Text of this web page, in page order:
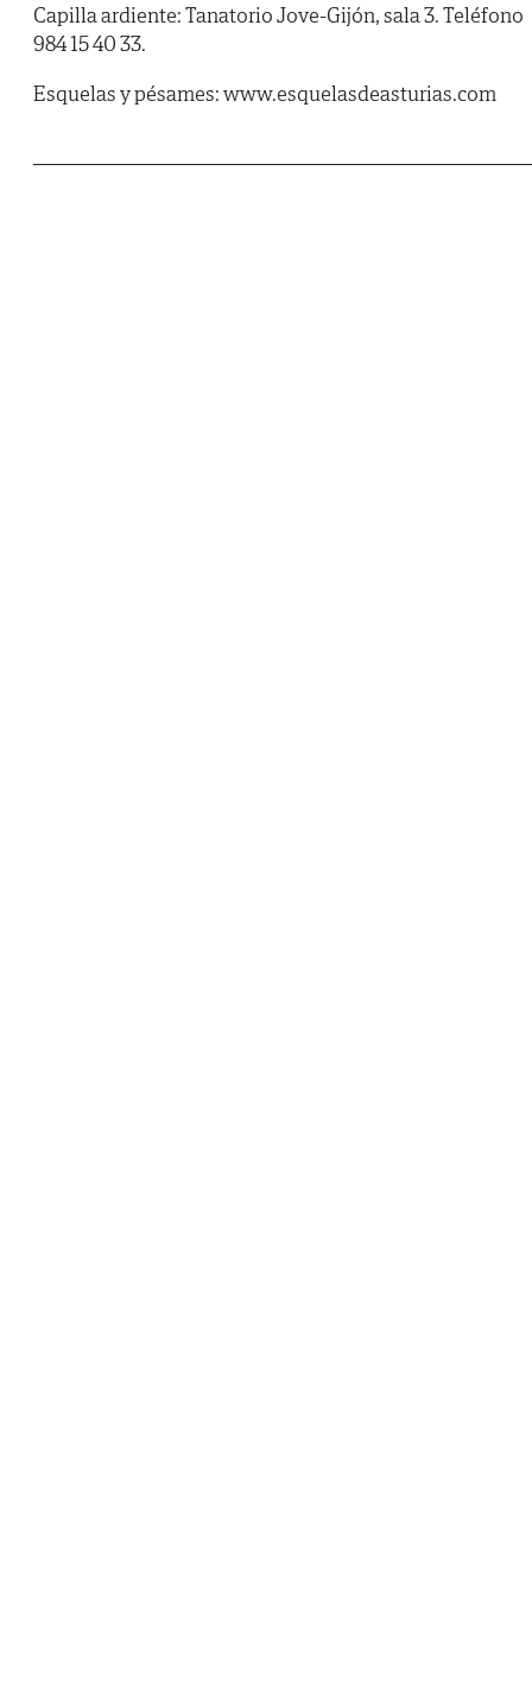
Capilla ardiente: Tanatorio Jove-Gijón, sala 3. Teléfono
984 15 40 33.
Esquelas y pésames: www.esquelasdeasturias.com